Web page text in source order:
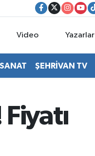
Video Yazarlar
ŞEHRİVAN TV